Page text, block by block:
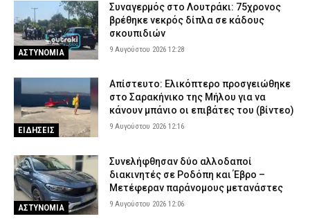
ΑΣΤΥΝΟΜΙΑ
Συναγερμός στο Λουτράκι: 75χρονος
βρέθηκε νεκρός δίπλα σε κάδους
σκουπιδιών
9 Αυγούστου 2026 12:28
ΕΙΔΗΣΕΙΣ
Απίστευτο: Ελικόπτερο προσγειώθηκε
στο Σαρακήνικο της Μήλου για να
κάνουν μπάνιο οι επιβάτες του (βίντεο)
9 Αυγούστου 2026 12:16
ΑΣΤΥΝΟΜΙΑ
Συνελήφθησαν δύο αλλοδαποί
διακινητές σε Ροδόπη και Έβρο –
Μετέφεραν παράνομους μετανάστες
9 Αυγούστου 2026 12:06